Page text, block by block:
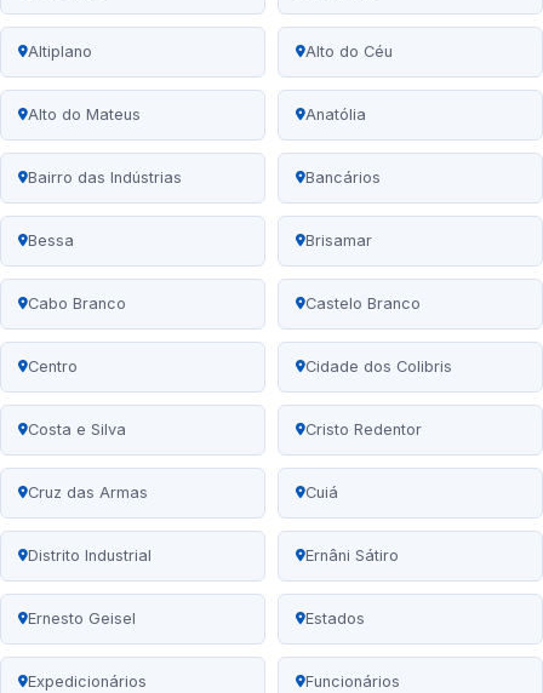
Altiplano Alto do Céu
Alto do Mateus Anatólia
Bairro das Indústrias Bancários
Bessa Brisamar
Cabo Branco Castelo Branco
Centro Cidade dos Colibris
Costa e Silva Cristo Redentor
Cruz das Armas Cuiá
Distrito Industrial Ernâni Sátiro
Ernesto Geisel Estados
Expedicionários Funcionários